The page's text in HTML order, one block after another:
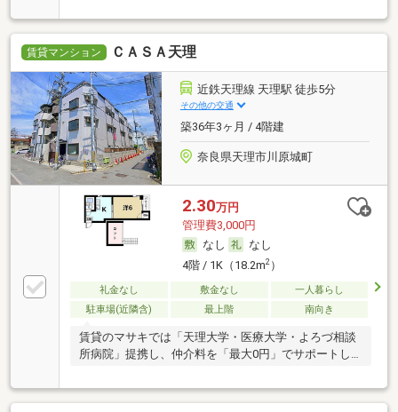
賃貸マンション ＣＡＳＡ天理
近鉄天理線 天理駅 徒歩5分
その他の交通
築36年3ヶ月 / 4階建
奈良県天理市川原城町
2.30万円
管理費3,000円
なし
なし
4階 / 1K（18.2m2）
礼金なし 敷金なし
一人暮らし
駐車場(近隣含)
最上階 南向き
賃貸のマサキでは「天理大学・医療大学・よろづ相談
所病院」提携し、仲介料を「最大0円」でサポートし